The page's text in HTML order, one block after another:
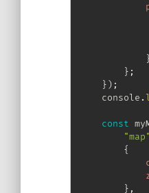
} ;
}) ;
    console
.
const
"map"
{
} ,